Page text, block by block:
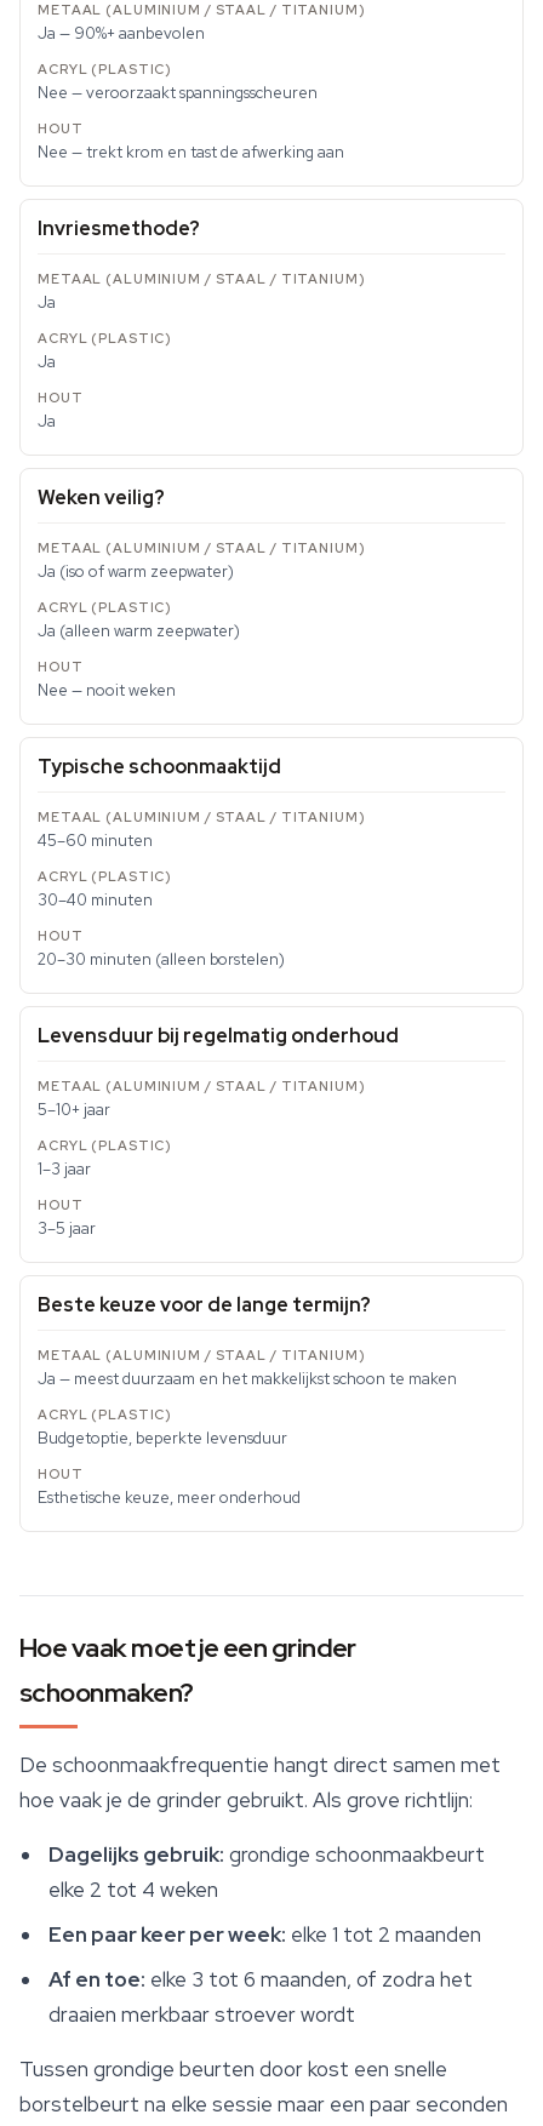
Ja — 90%+ aanbevolen
Nee — veroorzaakt spanningsscheuren
Nee — trekt krom en tast de afwerking aan
Invriesmethode?
Ja
Ja
Ja
Weken veilig?
Ja (iso of warm zeepwater)
Ja (alleen warm zeepwater)
Nee — nooit weken
Typische schoonmaaktijd
45–60 minuten
30–40 minuten
20–30 minuten (alleen borstelen)
Levensduur bij regelmatig onderhoud
5–10+ jaar
1–3 jaar
3–5 jaar
Beste keuze voor de lange termijn?
Ja — meest duurzaam en het makkelijkst schoon te maken
Budgetoptie, beperkte levensduur
Esthetische keuze, meer onderhoud
Hoe vaak moet je een grinder
schoonmaken?
De schoonmaakfrequentie hangt direct samen met
hoe vaak je de grinder gebruikt. Als grove richtlijn:
Dagelijks gebruik: grondige schoonmaakbeurt
elke 2 tot 4 weken
Een paar keer per week: elke 1 tot 2 maanden
Af en toe: elke 3 tot 6 maanden, of zodra het
draaien merkbaar stroever wordt
Tussen grondige beurten door kost een snelle
borstelbeurt na elke sessie maar een paar seconden